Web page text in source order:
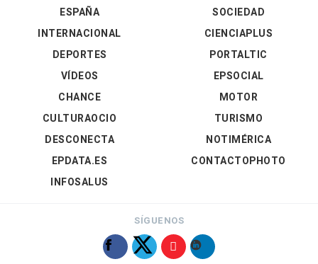
ESPAÑA
INTERNACIONAL
DEPORTES
VÍDEOS
SOCIEDAD
CIENCIAPLUS
PORTALTIC
EPSOCIAL
CHANCE
CULTURAOCIO
DESCONECTA
EPDATA.ES
INFOSALUS
MOTOR
TURISMO
NOTIMÉRICA
CONTACTOPHOTO
SÍGUENOS